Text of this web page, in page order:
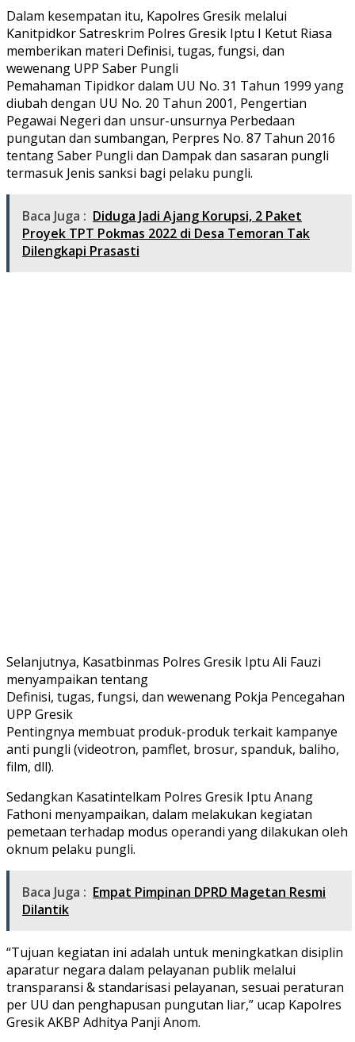
Dalam kesempatan itu, Kapolres Gresik melalui
Kanitpidkor Satreskrim Polres Gresik Iptu I Ketut Riasa
memberikan materi Definisi, tugas, fungsi, dan
wewenang UPP Saber Pungli
Pemahaman Tipidkor dalam UU No. 31 Tahun 1999 yang
diubah dengan UU No. 20 Tahun 2001, Pengertian
Pegawai Negeri dan unsur-unsurnya Perbedaan
pungutan dan sumbangan, Perpres No. 87 Tahun 2016
tentang Saber Pungli dan Dampak dan sasaran pungli
termasuk Jenis sanksi bagi pelaku pungli.
Baca Juga : Diduga Jadi Ajang Korupsi, 2 Paket
Proyek TPT Pokmas 2022 di Desa Temoran Tak
Dilengkapi Prasasti
Selanjutnya, Kasatbinmas Polres Gresik Iptu Ali Fauzi
menyampaikan tentang
Definisi, tugas, fungsi, dan wewenang Pokja Pencegahan
UPP Gresik
Pentingnya membuat produk-produk terkait kampanye
anti pungli (videotron, pamflet, brosur, spanduk, baliho,
film, dll).
Sedangkan Kasatintelkam Polres Gresik Iptu Anang
Fathoni menyampaikan, dalam melakukan kegiatan
pemetaan terhadap modus operandi yang dilakukan oleh
oknum pelaku pungli.
Baca Juga : Empat Pimpinan DPRD Magetan Resmi
Dilantik
“Tujuan kegiatan ini adalah untuk meningkatkan disiplin
aparatur negara dalam pelayanan publik melalui
transparansi & standarisasi pelayanan, sesuai peraturan
per UU dan penghapusan pungutan liar,” ucap Kapolres
Gresik AKBP Adhitya Panji Anom.